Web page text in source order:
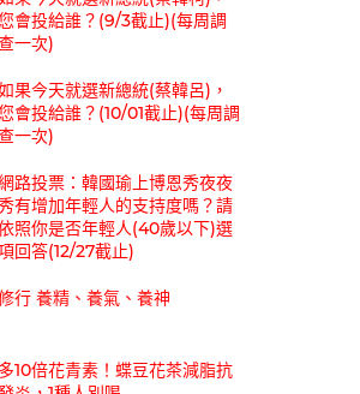
會投給誰？(9/3截止)(每周調
一次)
果今天就選新總統(蔡韓呂)，
會投給誰？(10/01截止)(每周調
一次)
路投票：韓國瑜上博恩秀夜夜
有增加年輕人的支持度嗎？請
照你是否年輕人(40歲以下)選
回答(12/27截止)
行 養精、養氣、養神
多10倍花青素！蝶豆花茶減脂抗